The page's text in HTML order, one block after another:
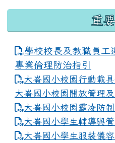
重
學校校長及教職員工
專業倫理防治指引
大崙國小校園行動載
大崙國小校園開放管理
大崙國小校園霸凌防
大崙國小學生輔導與
大崙國小學生服裝儀